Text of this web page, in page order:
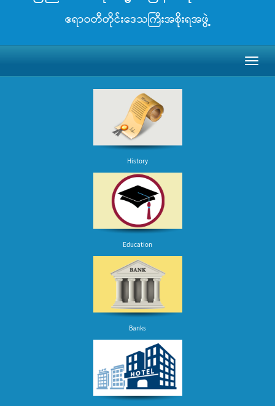
ဧရာဝတီတိုင်းဒေသကြီးအစိုးရအဖွဲ့
History
Education
Banks